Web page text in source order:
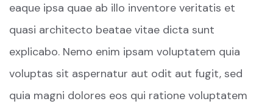
eaque ipsa quae ab illo inventore veritatis et
quasi architecto beatae vitae dicta sunt
explicabo. Nemo enim ipsam voluptatem quia
voluptas sit aspernatur aut odit aut fugit, sed
quia magni dolores eos qui ratione voluptatem